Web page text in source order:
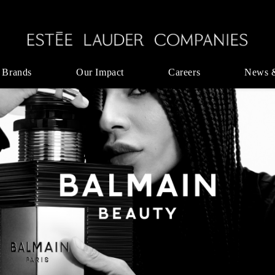
Our Impact Careers News